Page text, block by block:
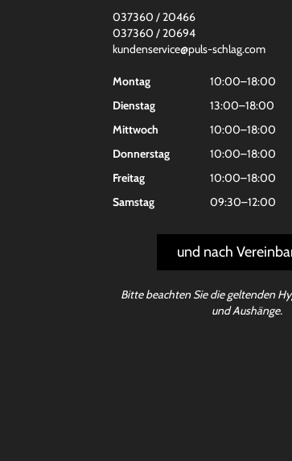
037360 / 20466
037360 / 20694
kundenservice@puls-schlag.com
Montag
10:00–18:00
Dienstag
13:00–18:00
Mittwoch
10:00–18:00
Donnerstag
10:00–18:00
Freitag
10:00–18:00
Samstag
09:30–12:00
und nach
Bitte beachten Sie die geltenden
und Aushänge.